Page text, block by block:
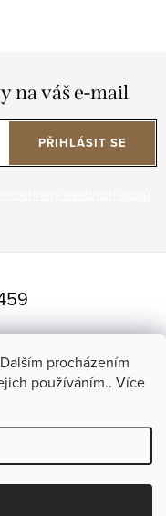
procházením
používáním.. Více
na váš e-mail
PŘIHLÁSIT SE
vyhrazena.